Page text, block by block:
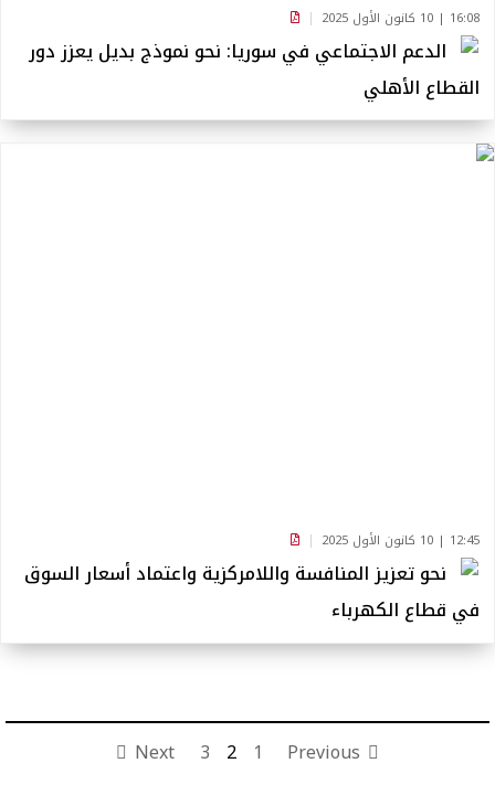
16:08 | 10 كانون الأول 2025
الدعم الاجتماعي في سوريا: نحو نموذج بديل يعزز دور
القطاع الأهلي
12:45 | 10 كانون الأول 2025
نحو تعزيز المنافسة واللامركزية واعتماد أسعار السوق
في قطاع الكهرباء
Previous
1
2
3
Next